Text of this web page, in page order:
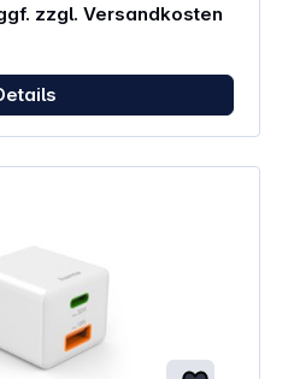
zzgl. Versandkosten